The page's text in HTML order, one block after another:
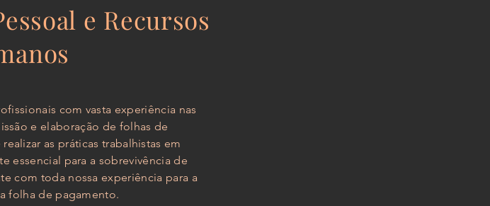
e Recursos
com vasta experiência nas
e elaboração de folhas de
as práticas trabalhistas em
essencial para a sobrevivência de
com toda nossa experiência para a
folha de pagamento.